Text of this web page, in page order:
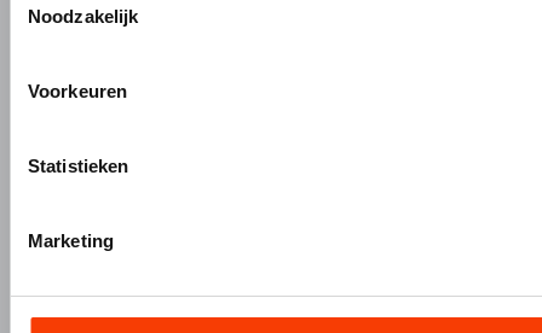
Noodzakelijk
Voorkeuren
Statistieken
Marketing
Aluminium nabewerking
+31 (0)345 634 888
Postbus 1017
1e Industrieweg 1 4147 CR Asperen